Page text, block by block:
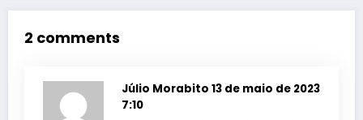
2 comments
Júlio Morabito 13 de maio de 2023
7:10